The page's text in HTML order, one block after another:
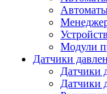
Модули
Датчики
Датчики
Датчики